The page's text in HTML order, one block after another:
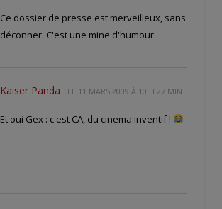
Ce dossier de presse est merveilleux, sans
déconner. C'est une mine d'humour.
Kaiser Panda LE 11 MARS 2009 À 10 H 27 MIN
Et oui Gex : c'est CA, du cinema inventif !